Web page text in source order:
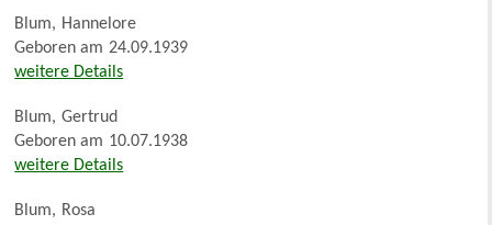
Blum, Hannelore
Geboren am 24.09.1939
weitere Details
Blum, Gertrud
Geboren am 10.07.1938
weitere Details
Blum, Rosa